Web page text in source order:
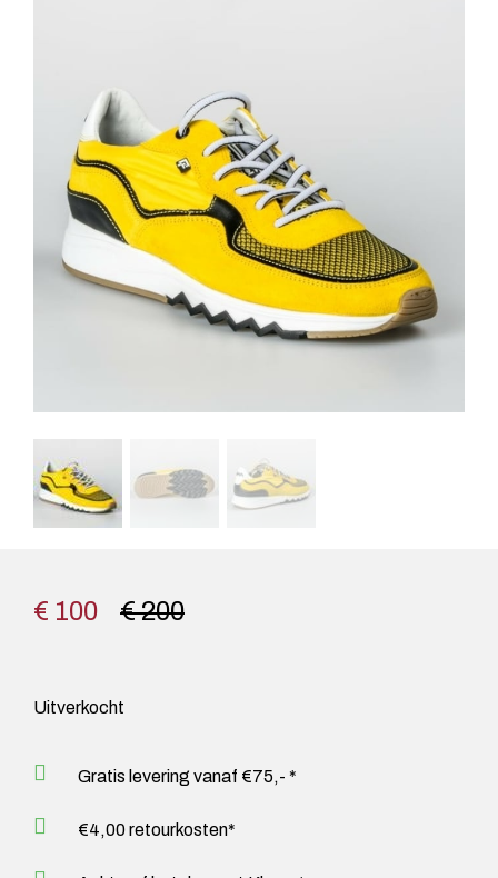
€ 200
€ 100
Uitverkocht
Gratis levering vanaf €75,- *
€4,00 retourkosten*